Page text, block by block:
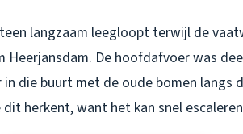
langzaam leegloopt terwijl de
Heerjansdam. De hoofdafvoer was
die buurt met de oude bomen langs
dit herkent, want het kan snel